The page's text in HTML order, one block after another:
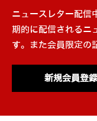
ニュースレター配信
期的に配信されるニ
す。また会員限定の
新規会員登録